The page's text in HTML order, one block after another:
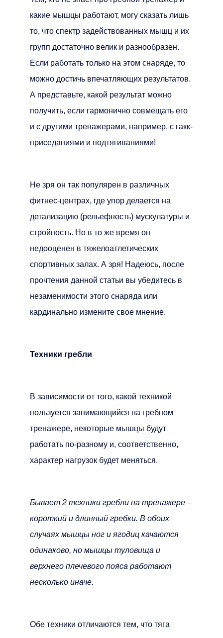
какие мышцы работают, могу сказать лишь
то, что спектр задействованных мышц и их
групп достаточно велик и разнообразен.
Если работать только на этом снаряде, то
можно достичь впечатляющих результатов.
А представьте, какой результат можно
получить, если гармонично совмещать его
и с другими тренажерами, например, с гакк-
приседаниями и подтягиваниями!
Не зря он так популярен в различных
фитнес-центрах, где упор делается на
детализацию (рельефность) мускулатуры и
стройность. Но в то же время он
недооценен в тяжелоатлетических
спортивных залах. А зря! Надеюсь, после
прочтения данной статьи вы убедитесь в
незаменимости этого снаряда или
кардинально измените свое мнение.
Техники гребли
В зависимости от того, какой техникой
пользуется занимающийся на гребном
тренажере, некоторые мышцы будут
работать по-разному и, соответственно,
характер нагрузок будет меняться.
Бывает 2 техники гребли на тренажере –
короткий и длинный гребки. В обоих
случаях мышцы ног и ягодиц качаются
одинаково, но мышцы туловища и
верхнего плечевого пояса работают
несколько иначе.
Обе техники отличаются тем, что тяга